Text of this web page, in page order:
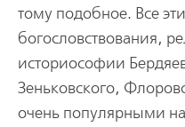
тому подобное. Все
богословствования,
историософии
Зеньковского,
очень популярными